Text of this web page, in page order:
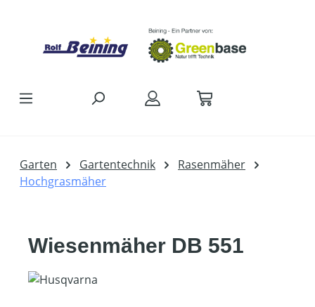
Garten Gartentechnik
Rasenmäher
Hochgrasmäher
Wiesenmäher DB 551